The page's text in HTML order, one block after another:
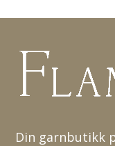
Din garnbutikk